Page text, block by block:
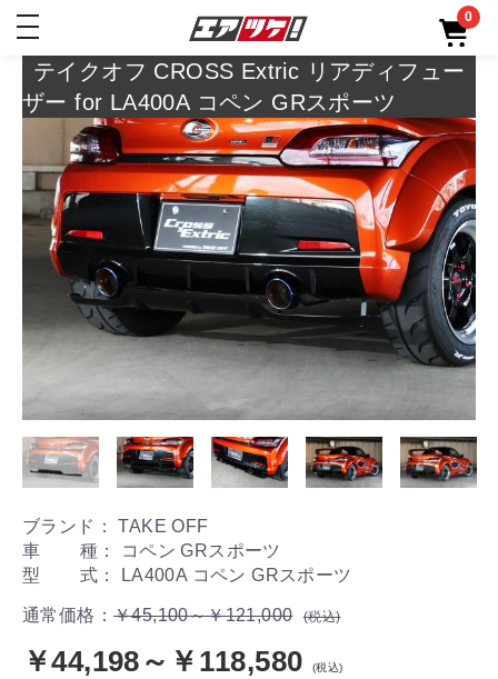
toggle
0
テイクオフ CROSS Extric リアディフュー
ザー for LA400A コペン GRスポーツ
ブランド： TAKE OFF
車 種： コペン GRスポーツ
型 式： LA400A コペン GRスポーツ
通常価格： ￥45,100～￥121,000 (税込)
￥44,198～￥118,580 (税込)